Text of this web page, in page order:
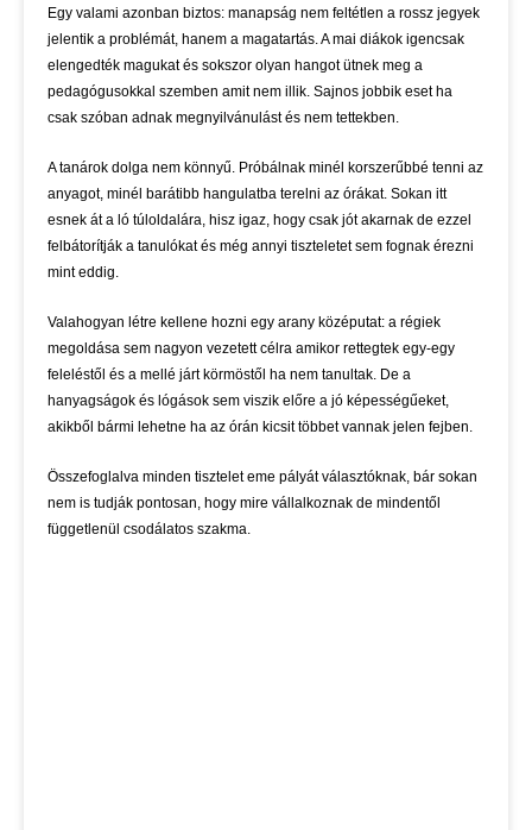
Egy valami azonban biztos: manapság nem feltétlen a rossz jegyek
jelentik a problémát, hanem a magatartás. A mai diákok igencsak
elengedték magukat és sokszor olyan hangot ütnek meg a
pedagógusokkal szemben amit nem illik. Sajnos jobbik eset ha
csak szóban adnak megnyilvánulást és nem tettekben.
A tanárok dolga nem könnyű. Próbálnak minél korszerűbbé tenni az
anyagot, minél barátibb hangulatba terelni az órákat. Sokan itt
esnek át a ló túloldalára, hisz igaz, hogy csak jót akarnak de ezzel
felbátorítják a tanulókat és még annyi tiszteletet sem fognak érezni
mint eddig.
Valahogyan létre kellene hozni egy arany középutat: a régiek
megoldása sem nagyon vezetett célra amikor rettegtek egy-egy
feleléstől és a mellé járt körmöstől ha nem tanultak. De a
hanyagságok és lógások sem viszik előre a jó képességűeket,
akikből bármi lehetne ha az órán kicsit többet vannak jelen fejben.
Összefoglalva minden tisztelet eme pályát választóknak, bár sokan
nem is tudják pontosan, hogy mire vállalkoznak de mindentől
függetlenül csodálatos szakma.